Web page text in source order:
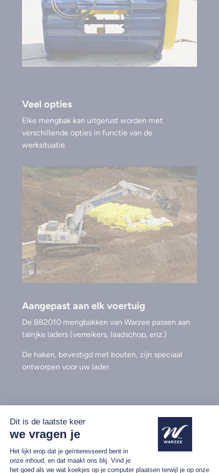
Veel opties
Elke mengbak kan uitgerust worden met
verschillende opties in functie van de
werksituatie.
Aangepast aan elk voertuig
De BB2010 mengbakken van Warzee passen aan
talrijke laders (verreikers, laadschop, enz.)
De haken, bevestigd met bouten, zijn speciaal
ontworpen voor uw lader.